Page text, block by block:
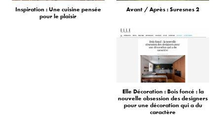
Inspiration : Une cuisine pensée
pour le plaisir
Avant / Après : Suresnes 2
Elle Décoration : Bois foncé : la
nouvelle obsession des designers
pour une décoration qui a du
caractère